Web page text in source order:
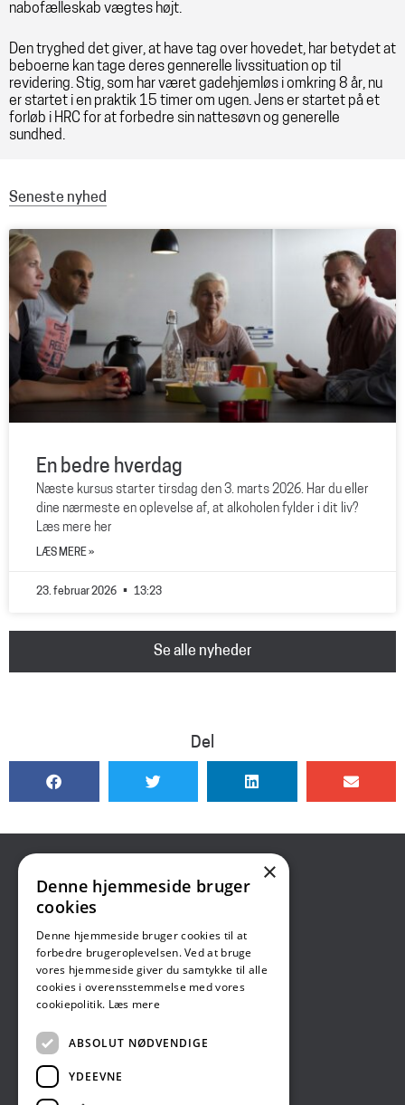
nabofælleskab vægtes højt.
Den tryghed det giver, at have tag over hovedet, har betydet at
beboerne kan tage deres gennerelle livssituation op til
revidering. Stig, som har været gadehjemløs i omkring 8 år, nu
er startet i en praktik 15 timer om ugen. Jens er startet på et
forløb i HRC for at forbedre sin nattesøvn og generelle
sundhed.
Seneste nyhed
En bedre hverdag
Næste kursus starter tirsdag den 3. marts 2026. Har du eller
dine nærmeste en oplevelse af, at alkoholen fylder i dit liv?
Læs mere her
LÆS MERE »
23. februar 2026 13:23
Se alle nyheder
Del
CROS
Center for Rusmidler, Omsorg og Støtte
Skriv til os:
Til borgere:
Skriv sikkert med digital post
Til samarbejdspartnere:
sikkerpost.rusm@helsingor.dk
×
Denne hjemmeside bruger
cookies
Denne hjemmeside bruger cookies til at
forbedre brugeroplevelsen. Ved at bruge
vores hjemmeside giver du samtykke til alle
cookies i overensstemmelse med vores
cookiepolitik. Læs mere
ABSOLUT NØDVENDIGE
YDEEVNE